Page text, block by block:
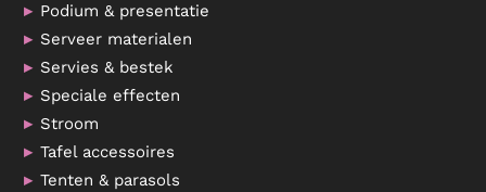
Podium & presentatie
Serveer materialen
Servies & bestek
Speciale effecten
Stroom
Tafel accessoires
Tenten & parasols